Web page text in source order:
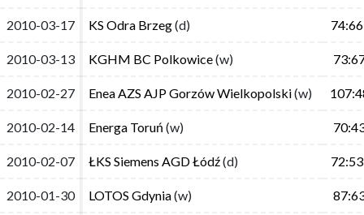
2010-03-17 KS Odra Brzeg(d) 74:66
2010-03-13 KGHM BC Polkowice(w) 73:67
2010-02-27 Enea AZS AJP Gorzów Wielkopolski(w) 107:48
2010-02-14 Energa Toruń (w) 70:43
2010-02-07 ŁKS Siemens AGD Łódź(d) 72:53
2010-01-30 LOTOS Gdynia(w) 87:63
2010-03-17 KS Odra Brzeg(d) 74:66
2010-03-13 KGHM BC Polkowice(w)
2010-02-27 Enea AZS AJP Gorzów Wielkopolski(w)
2010-02-14 Energa Toruń (w)
2010-02-07 ŁKS Siemens AGD Łódź(d) 72:53
2010-01-30 LOTOS Gdynia(w)